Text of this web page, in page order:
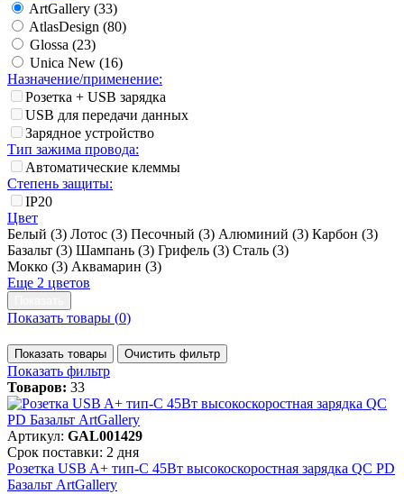
ArtGallery (33)
AtlasDesign (80)
Glossa (23)
Unica New (16)
Назначение/применение:
Розетка + USB зарядка
USB для передачи данных
Зарядное устройство
Тип зажима провода:
Автоматические клеммы
Степень защиты:
IP20
Цвет
Белый (3) Лотос (3) Песочный (3) Алюминий (3) Карбон (3)
Базальт (3) Шампань (3) Грифель (3) Сталь (3)
Мокко (3) Аквамарин (3)
Еще 2 цветов
Показать товары (0)
Показать товары Очистить фильтр
Показать фильтр
Товаров: 33
Артикул: GAL001429
Срок поставки: 2 дня
Розетка USB A+ тип-C 45Вт высокоскоростная зарядка QC PD
Базальт ArtGallery